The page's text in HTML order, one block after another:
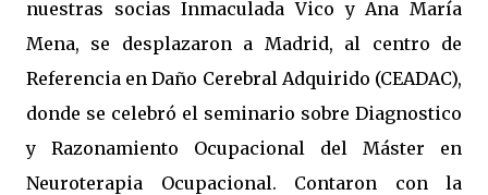
nuestras socias Inmaculada Vico y Ana María
Mena, se desplazaron a Madrid, al centro de
Referencia en Daño Cerebral Adquirido (CEADAC),
donde se celebró el seminario sobre Diagnostico
y Razonamiento Ocupacional del Máster en
Neuroterapia Ocupacional. Contaron con la